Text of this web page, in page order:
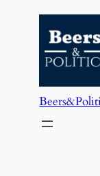
contenido